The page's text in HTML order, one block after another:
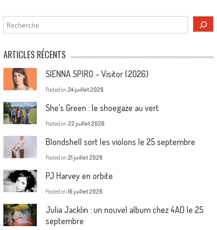
Rechercher
ARTICLES RÉCENTS
SIENNA SPIRO – Visitor (2026)
Posted on 24 juillet 2026
She’s Green : le shoegaze au vert
Posted on 22 juillet 2026
Blondshell sort les violons le 25 septembre
Posted on 21 juillet 2026
PJ Harvey en orbite
Posted on 16 juillet 2026
Julia Jacklin : un nouvel album chez 4AD le 25
septembre